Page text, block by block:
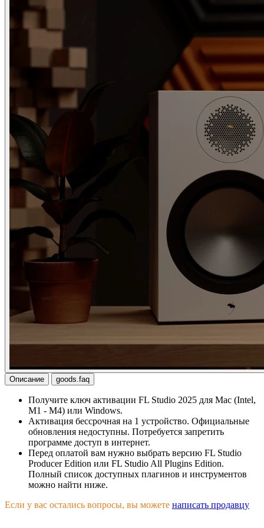
Описание goods.faq
Получите ключ активации FL Studio 2025 для Mac (Intel,
M1 - M4) или Windows.
Активация бессрочная на 1 устройство. Официальные
обновления недоступны. Потребуется запретить
программе доступ в интернет.
Перед оплатой вам нужно выбрать версию FL Studio
Producer Edition или FL Studio All Plugins Edition.
Полный список доступных плагинов и инструментов
можно найти ниже.
Если у вас остались вопросы, вы можете написать продавцу